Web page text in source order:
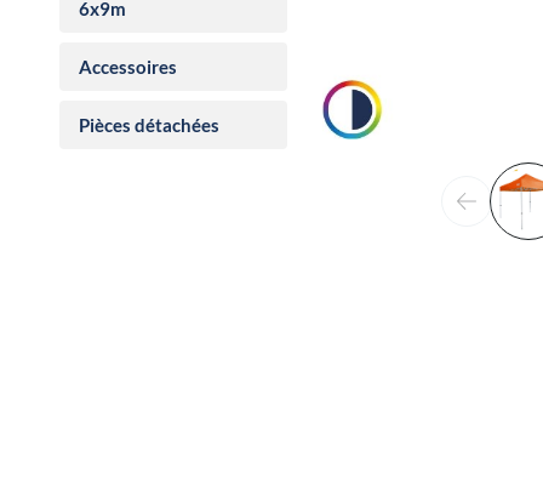
6x9m
Accessoires
Pièces détachées
Précédent